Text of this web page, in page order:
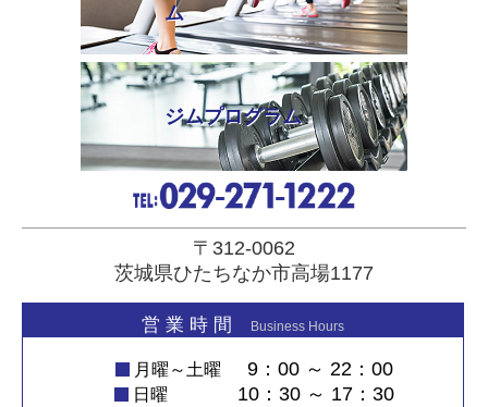
ム
ジムプログラム
〒312-0062
茨城県ひたちなか市高場1177
営 業 時 間 Business Hours
月曜～土曜 9：00 ～ 22：00
日曜 10：30 ～ 17：30